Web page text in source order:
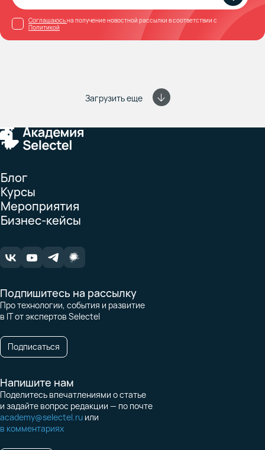
Соглашаюсьна получение новостной рассылки в соответствии с
Политикой
Загрузить еще
Блог
Курсы
Мероприятия
Бизнес-кейсы
Подпишитесь на рассылку
Про технологии, события и развитие
в IT от экспертов Selectel
Подписаться
Напишите нам
Поделитесь впечатлениями о статье
и задайте вопрос редакции — по почте
academy@selectel.ru или
в комментариях